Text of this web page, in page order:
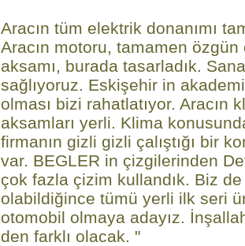
Aracın tüm elektrik donanımı
Aracın motoru, tamamen
aksamı, burada tasarladık.
sağlıyoruz. Eskişehir in
olması bizi rahatlatıyor. Aracın
aksamları yerli. Klima
firmanın gizli gizli çalıştığı bir
var. BEGLER in çizgilerinden
çok fazla çizim kullandık. Biz
olabildiğince tümü yerli ilk seri
otomobil olmaya adayız.
den farklı olacak. "